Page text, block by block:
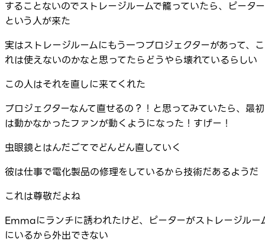
することないのでストレージルームで籠っていたら、ピーター
という人が来た
実はストレージルームにもう一つプロジェクターがあって、こ
れは使えないのかなと思ってたらどうやら壊れているらしい
この人はそれを直しに来てくれた
プロジェクターなんて直せるの？！と思ってみていたら、最初
は動かなかったファンが動くようになった！すげー！
虫眼鏡とはんだごてでどんどん直していく
彼は仕事で電化製品の修理をしているから技術だあるようだ
これは尊敬だよね
Emmaにランチに誘われたけど、ピーターがストレージルー
にいるから外出できない